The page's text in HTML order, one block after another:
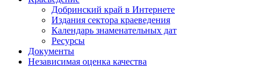
Добринский край в Интернете
Издания сектора краеведения
Календарь знаменательных дат
Ресурсы
Документы
Независимая оценка качества